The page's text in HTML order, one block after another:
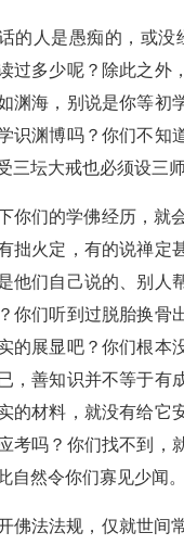
的人是愚痴的，或
过多少呢？除此之外
渊海，别说是你等初
识渊博吗？你们不知
三坛大戒也必须设三
你们的学佛经历，就
拙火定，有的说禅定
他们自己说的、别人
你们听到过脱胎换骨
的展显吧？你们根本
，善知识并不等于有
的材料，就没有给它
考吗？你们找不到，
自然令你们寡见少闻。
佛法法规，仅就世间